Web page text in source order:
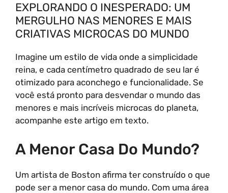
EXPLORANDO O INESPERADO: UM
MERGULHO NAS MENORES E MAIS
CRIATIVAS MICROCAS DO MUNDO
Imagine um estilo de vida onde a simplicidade
reina, e cada centímetro quadrado de seu lar é
otimizado para aconchego e funcionalidade. Se
você está pronto para desvendar o mundo das
menores e mais incríveis microcas do planeta,
acompanhe este artigo em texto.
A Menor Casa Do Mundo?
Um artista de Boston afirma ter construído o que
pode ser a menor casa do mundo. Com uma área